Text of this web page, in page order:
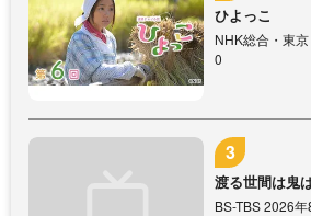
ひよっこ
NHK総合・東
0
渡る世間は鬼
BS-TBS 2026